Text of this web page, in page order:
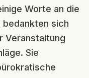
Worte an die
bedankten sich
Veranstaltung
Sie